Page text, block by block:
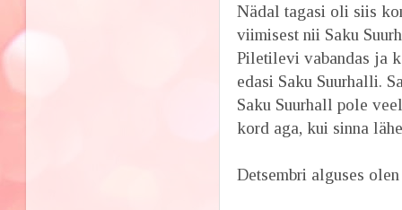
Nädal tagasi oli siis
viimisest nii Saku
Piletilevi vabandas ja
edasi Saku Suurhalli.
Saku Suurhall pole
kord aga, kui sinna
Detsembri alguses